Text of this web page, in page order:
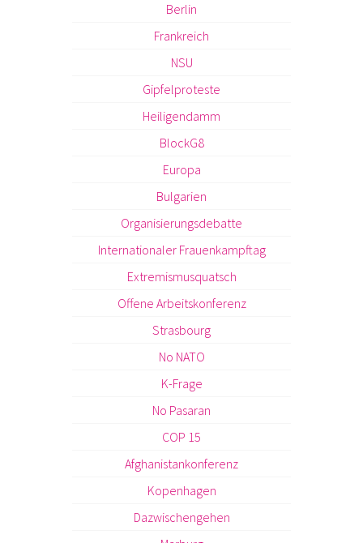
Berlin
Frankreich
NSU
Gipfelproteste
Heiligendamm
BlockG8
Europa
Bulgarien
Organisierungsdebatte
Internationaler Frauenkampftag
Extremismusquatsch
Offene Arbeitskonferenz
Strasbourg
No NATO
K-Frage
No Pasaran
COP 15
Afghanistankonferenz
Kopenhagen
Dazwischengehen